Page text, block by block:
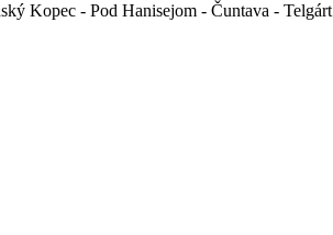
Kopec - Pod Hanisejom - Čuntava - Telgárt